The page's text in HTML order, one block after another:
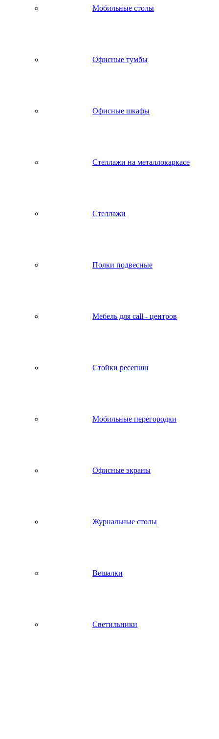
Мобильные столы
Офисные тумбы
Офисные шкафы
Стеллажи на металлокаркасе
Стеллажи
Полки подвесные
Мебель для call - центров
Стойки ресепшн
Мобильные перегородки
Офисные экраны
Журнальные столы
Вешалки
Светильники